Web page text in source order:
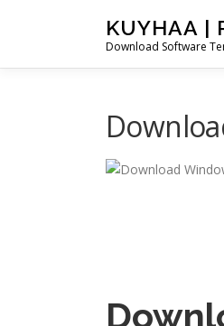
KUYHAA |
Download Software